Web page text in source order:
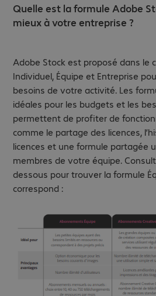
Quelle est la formule Adobe
mieux à votre entreprise ?
Adobe Stock est proposé dans le
Individuel, Équipe et Entreprise
besoins de votre activité. Les
idéales pour les budgets et les
permettent de profiter de
comme le partage des licences,
licences et une formule partagée
membres de votre équipe.
dessous pour trouver la formule
correspond :